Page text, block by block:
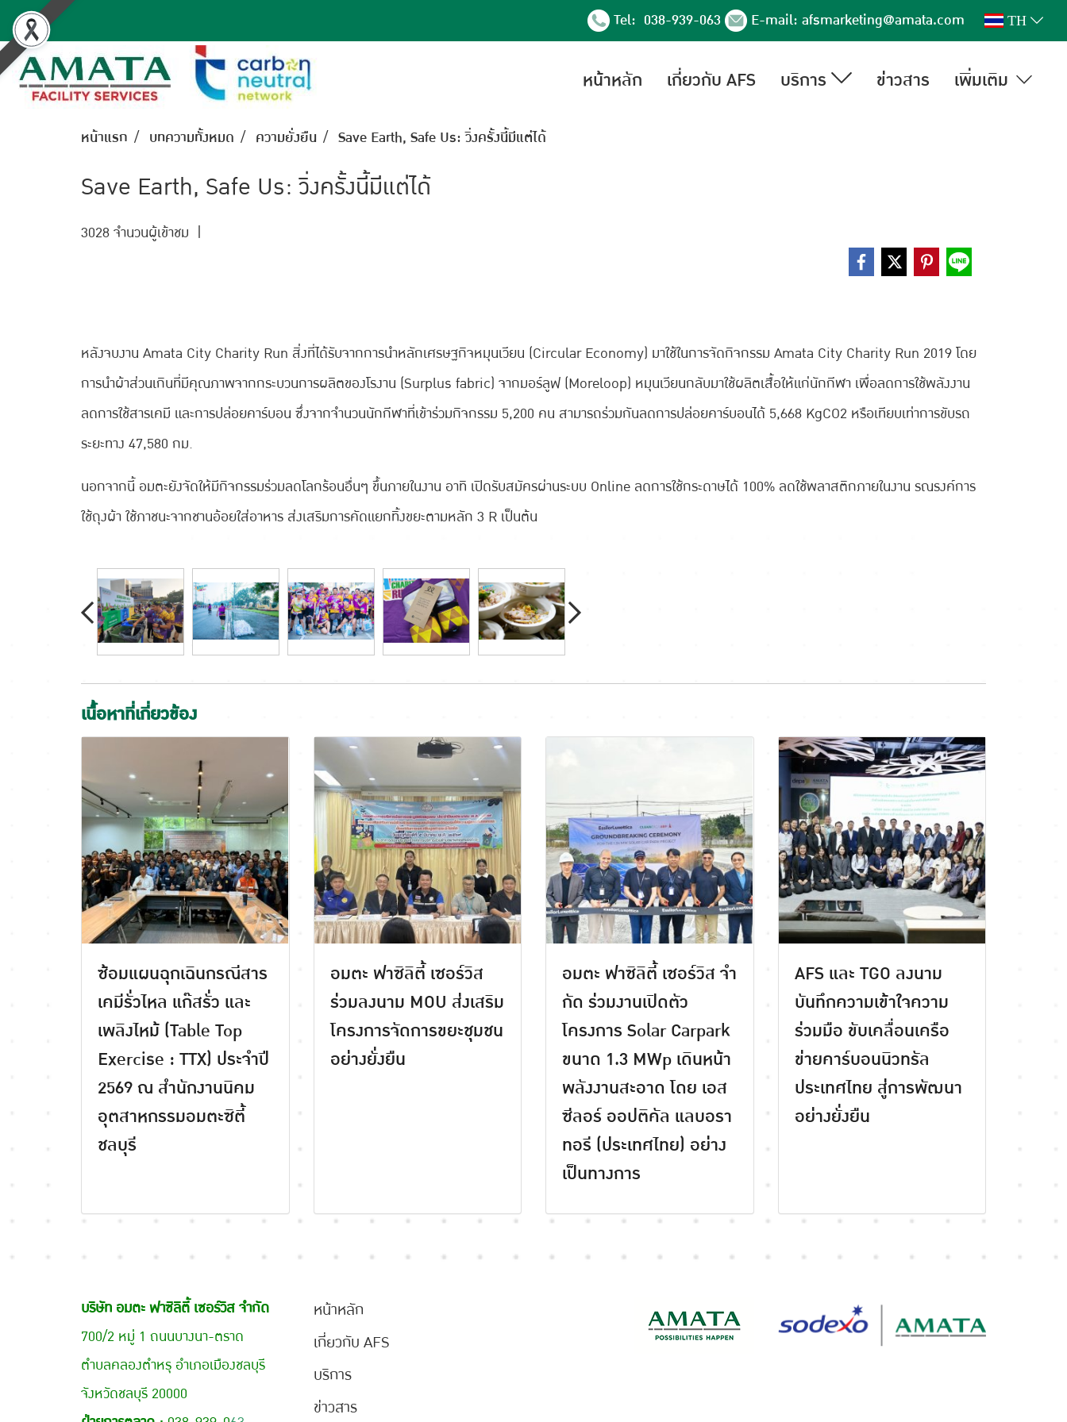
Tel: 038-939-063 E-mail:afsmarketing@amata.com TH
หน้าหลัก เกี่ยวกับ AFS บริการ ข่าวสาร เพิ่มเติม
หน้าแรก บทความทั้งหมด ความยั่งยืน Save Earth, Safe Us: วิ่งครั้งนี้มีแต่ได้
Save Earth, Safe Us: วิ่งครั้งนี้มีแต่ได้
3028 จำนวนผู้เข้าชม |
หลังจบงาน Amata City Charity Run สิ่งที่ได้รับจากการนำหลักเศรษฐกิจหมุนเวียน (Circular Economy) มาใช้ในการจัดกิจกรรม Amata City Charity Run 2019 โดย
การนำผ้าส่วนเกินที่มีคุณภาพจากกระบวนการผลิตของโรงาน (Surplus fabric) จากมอร์ลูฟ (Moreloop) หมุนเวียนกลับมาใช้ผลิตเสื้อให้แก่นักกีฬา เพื่อลดการใช้พลังงาน
ลดการใช้สารเคมี และการปล่อยคาร์บอน ซึ่งจากจำนวนนักกีฬาที่เข้าร่วมกิจกรรม 5,200 คน สามารถร่วมกันลดการปล่อยคาร์บอนได้ 5,668 KgCO2 หรือเทียบเท่าการขับรถ
ระยะทาง 47,580 กม.
นอกจากนี้ อมตะยังจัดให้มีกิจกรรมร่วมลดโลกร้อนอื่นๆ ขึ้นภายในงาน อาทิ เปิดรับสมัครผ่านระบบ Online ลดการใช้กระดาษได้ 100% ลดใช้พลาสติกภายในงาน รณรงค์การ
ใช้ถุงผ้า ใช้ภาชนะจากชานอ้อยใส่อาหาร ส่งเสริมการคัดแยกทิ้งขยะตามหลัก 3 R เป็นต้น
เนื้อหาที่เกี่ยวข้อง
ซ้อมแผนฉุกเฉินกรณีสาร
เคมีรั่วไหล แก๊สรั่ว และ
เพลิงไหม้ (Table Top
Exercise : TTX) ประจำปี
2569 ณ สำนักงานนิคม
อุตสาหกรรมอมตะซิตี้
ชลบุรี
อมตะ ฟาซิลิตี้ เซอร์วิส
ร่วมลงนาม MOU ส่งเสริม
โครงการจัดการขยะชุมชน
อย่างยั่งยืน
อมตะ ฟาซิลิตี้ เซอร์วิส จํา
กัด ร่วมงานเปิดตัว
โครงการ Solar Carpark
ขนาด 1.3 MWp เดินหน้า
พลังงานสะอาด โดย เอส
ซีลอร์ ออปติคัล แลบอรา
ทอรี (ประเทศไทย) อย่าง
เป็นทางการ
AFS และ TGO ลงนาม
บันทึกความเข้าใจความ
ร่วมมือ ขับเคลื่อนเครือ
ข่ายคาร์บอนนิวทรัล
ประเทศไทย สู่การพัฒนา
อย่างยั่งยืน
บริษัท อมตะ ฟาซิลิตี้ เซอร์วิส จำกัด
700/2 หมู่ 1 ถนนบางนา-ตราด
ตำบลคลองตำหรุ อำเภอเมืองชลบุรี
จังหวัดชลบุรี 20000
หน้าหลัก
เกี่ยวกับ AFS
บริการ
ข่าวสาร